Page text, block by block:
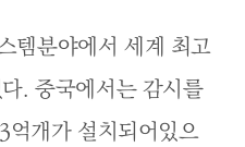
템분야에서 세계 최고
. 중국에서는 감시를
억개가 설치되어있으